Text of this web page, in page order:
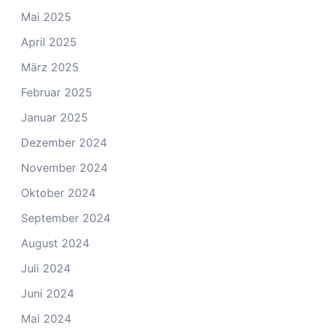
Mai 2025
April 2025
März 2025
Februar 2025
Januar 2025
Dezember 2024
November 2024
Oktober 2024
September 2024
August 2024
Juli 2024
Juni 2024
Mai 2024